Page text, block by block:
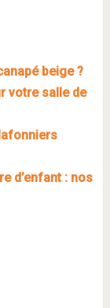
beige ?
votre salle de
d’enfant : nos